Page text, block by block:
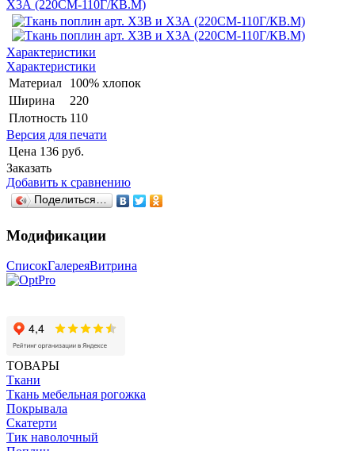
Характеристики
Характеристики
Материал
100% хлопок
Ширина
220
Плотность 110
Версия для печати
Цена 136 руб.
Заказать
Добавить к сравнению
Поделиться…
Модификации
СписокГалереяВитрина
ТОВАРЫ
Ткани
Ткань мебельная рогожка
Покрывала
Скатерти
Тик наволочный